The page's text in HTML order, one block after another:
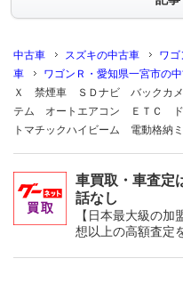
中古車 スズキの中古車 ワ
車
ワゴンＲ・愛知県一宮市の
Ｘ 禁煙車 ＳＤナビ バックカ
テム オートエアコン ＥＴＣ
トマチックハイビーム 電動格納
車買取・車査
話なし
【日本最大級の
想以上の高額査定